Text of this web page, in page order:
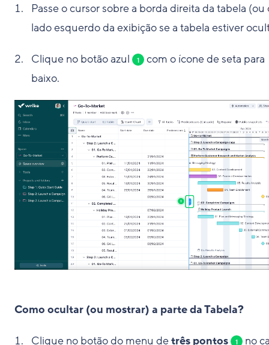
Passe o cursor sobre a borda direita da tabela (ou
lado esquerdo da exibição se a tabela estiver
Clique no botão azul 1
com o ícone de seta para
baixo.
Como ocultar (ou mostrar) a parte da Tabela?
Clique no botão do menu detrês pontos 1 no